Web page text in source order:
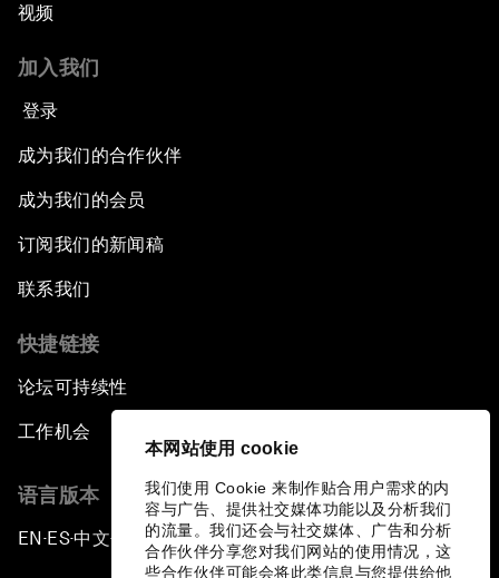
本网站使用 cookie
我们使用 Cookie 来制作贴合用户需求的内
容与广告、提供社交媒体功能以及分析我们
的流量。我们还会与社交媒体、广告和分析
合作伙伴分享您对我们网站的使用情况，这
些合作伙伴可能会将此类信息与您提供给他
视频
加入我们
登录
成为我们的合作伙伴
成为我们的会员
订阅我们的新闻稿
联系我们
快捷链接
论坛可持续性
工作机会
语言版本
EN ▪ES▪中文▪ 日本語